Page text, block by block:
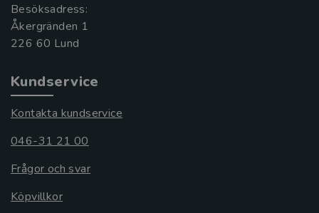
Besöksadress:
Åkergränden 1
Kundservice
Kontakta kundservice
046-31 21 00
Frågor och svar
Köpvillkor